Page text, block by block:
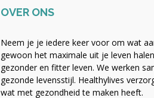
OVER ONS
Neem je je iedere keer voor om wat
gewoon het maximale uit je leven
gezonder en fitter leven. We werken
gezonde levensstijl. Healthylives
wat met gezondheid te maken heeft.